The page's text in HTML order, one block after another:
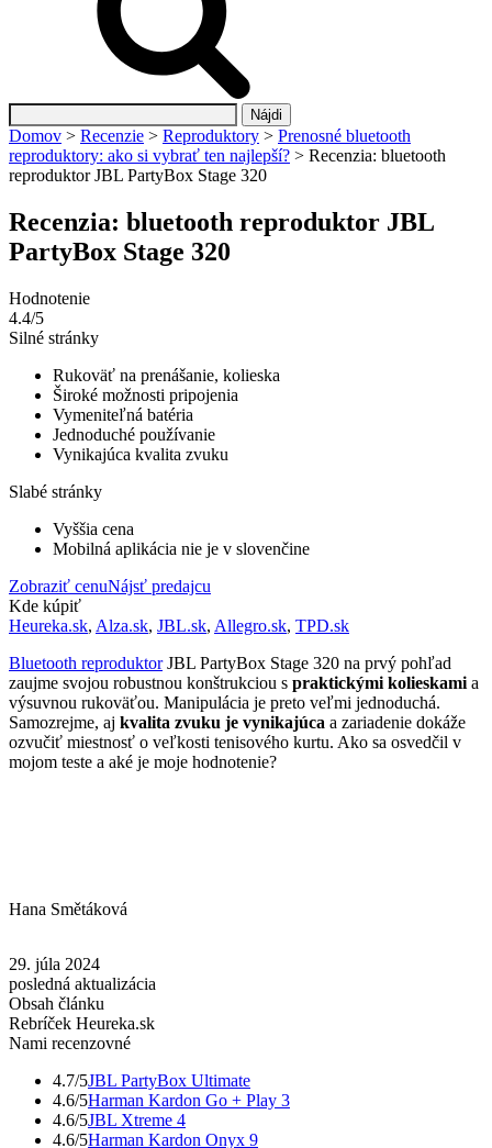
Hľadať:
Domov > Recenzie > Reproduktory > Prenosné bluetooth
reproduktory: ako si vybrať ten najlepší? > Recenzia: bluetooth
reproduktor JBL PartyBox Stage 320
Recenzia: bluetooth reproduktor JBL
PartyBox Stage 320
Hodnotenie
4.4/5
Silné stránky
Rukoväť na prenášanie, kolieska
Široké možnosti pripojenia
Vymeniteľná batéria
Jednoduché používanie
Vynikajúca kvalita zvuku
Slabé stránky
Vyššia cena
Mobilná aplikácia nie je v slovenčine
Zobraziť cenuNájsť predajcu
Kde kúpiť
Heureka.sk, Alza.sk, JBL.sk, Allegro.sk, TPD.sk
Bluetooth reproduktorJBL PartyBox Stage 320 na prvý pohľad
zaujme svojou robustnou konštrukciou s praktickými kolieskami a
výsuvnou rukoväťou. Manipulácia je preto veľmi jednoduchá.
Samozrejme, aj kvalita zvuku je vynikajúca a zariadenie dokáže
ozvučiť miestnosť o veľkosti tenisového kurtu. Ako sa osvedčil v
mojom teste a aké je moje hodnotenie?
Hana Smětáková
29. júla 2024
posledná aktualizácia
Obsah článku
Rebríček Heureka.sk
Nami recenzovné
4.7/5JBL PartyBox Ultimate
4.6/5Harman Kardon Go + Play 3
4.6/5JBL Xtreme 4
4.6/5Harman Kardon Onyx 9